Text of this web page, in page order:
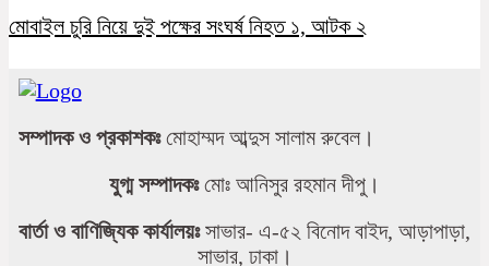
মোবাইল চুরি নিয়ে দুই পক্ষের সংঘর্ষ নিহত ১, আটক ২
সম্পাদক ও প্রকাশকঃমোহাম্মদ আব্দুস সালাম রুবেল।
যুগ্ম সম্পাদকঃমোঃ আনিসুর রহমান দীপু।
বার্তা ও বাণিজ্যিক কার্যালয়ঃসাভার- এ-৫২ বিনোদ বাইদ, আড়াপাড়া,
সাভার, ঢাকা।